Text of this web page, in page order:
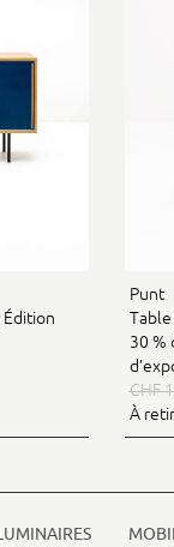
Punt
Table
30 %
CHF
À